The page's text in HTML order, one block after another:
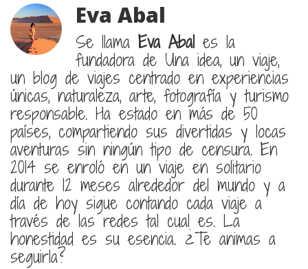
Eva Abal
Se llama Eva Abal es la
fundadora de Una idea, un viaje,
un blog de viajes centrado en experiencias
únicas, naturaleza, arte, fotografía y turismo
responsable. Ha estado en más de 50
países, compartiendo sus divertidas y locas
aventuras sin ningún tipo de censura. En
2014 se enroló en un viaje en solitario
durante 12 meses alrededor del mundo y a
día de hoy sigue contando cada viaje a
través de las redes tal cual es. La
honestidad es su esencia. ¿Te animas a
seguirla?